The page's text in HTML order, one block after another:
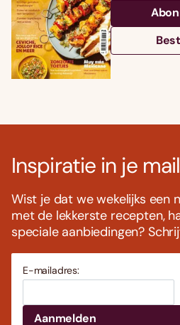
Inspiratie in je
Wist je dat we wekelijks een
met de lekkerste recepten,
speciale aanbiedingen?
E-mailadres: